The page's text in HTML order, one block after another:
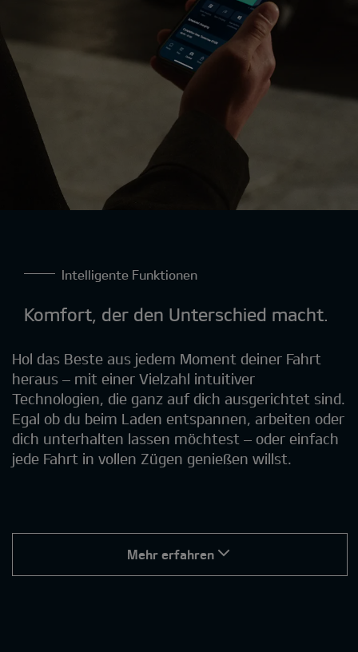
Intelligente Funktionen
Komfort, der den Unterschied macht
Hol das Beste aus jedem Moment deiner Fahrt
heraus – mit einer Vielzahl intuitiver
Technologien, die ganz auf dich ausgerichtet sind.
Egal ob du beim Laden entspannen, arbeiten oder
dich unterhalten lassen möchtest – oder einfach
jede Fahrt in vollen Zügen genießen willst.
Mehr erfahren